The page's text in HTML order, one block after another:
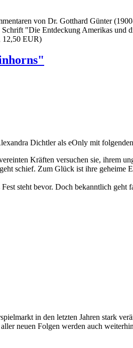
von Dr. Gotthard Günter
"Die Entdeckung Amerikas und
12,50 EUR)
Dichtler als eOnly mit
Kräften versuchen sie, ihrem
schief. Zum Glück ist ihre geheime
steht bevor. Doch bekanntlich geht
in den letzten Jahren stark
neuen Folgen werden auch